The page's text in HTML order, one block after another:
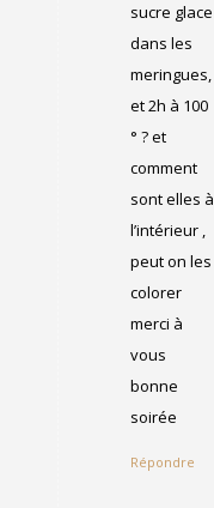
sucre glace
dans les
meringues,
et 2h à 100
° ? et
comment
sont elles à
l’intérieur ,
peut on les
colorer
merci à
vous
bonne
soirée
Répondre